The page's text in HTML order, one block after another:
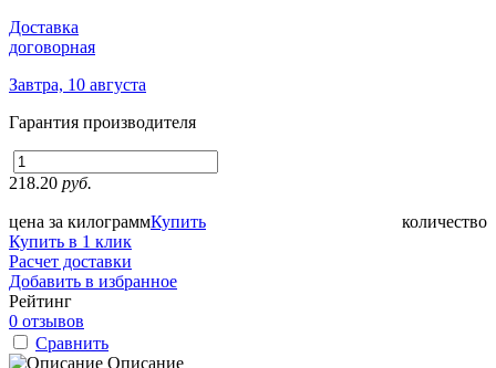
Доставка
договорная
Завтра, 10 августа
Гарантия производителя
218.20 руб.
цена за килограмм количество
Купить
Купить в 1 клик
Расчет доставки
Добавить в избранное
Рейтинг
0 отзывов
Сравнить
Описание